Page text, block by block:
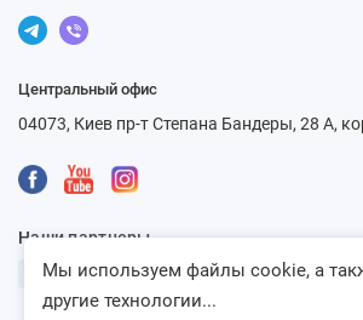
Центральный офис
04073, Киев пр-т Степана Бандеры, 28 А,
Наши партнеры
Мы используем файлы cookie, а
другие технологии...